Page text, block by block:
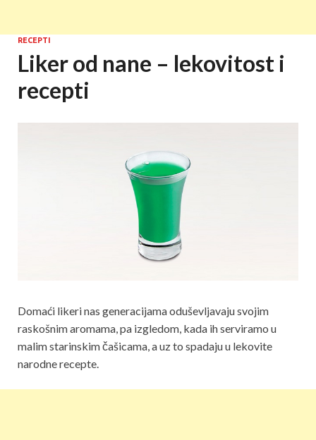
RECEPTI
Liker od nane – lekovitost i
recepti
Domaći likeri nas generacijama oduševljavaju svojim
raskošnim aromama, pa izgledom, kada ih serviramo u
malim starinskim čašicama, a uz to spadaju u lekovite
narodne recepte.